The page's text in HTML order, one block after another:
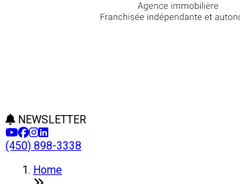
NEWSLETTER
(450) 898-3338
Home